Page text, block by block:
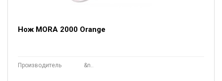
Нож MORA 2000 Orange
Производитель &n..